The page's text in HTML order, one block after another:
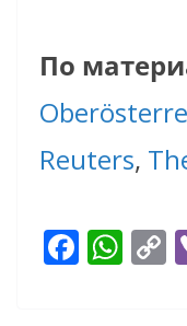
По
Reuters,
F W C